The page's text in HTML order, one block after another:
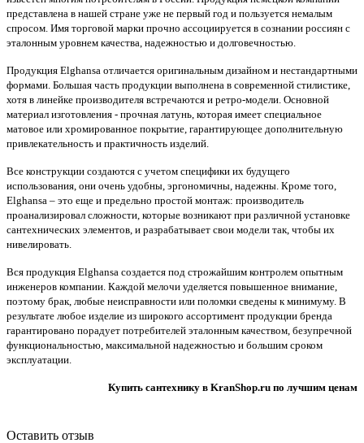
представлена в нашей стране уже не первый год и пользуется немалым
спросом. Имя торговой марки прочно ассоциируется в сознании россиян с
эталонным уровнем качества, надежностью и долговечностью.
Продукция Elghansa отличается оригинальным дизайном и нестандартными
формами. Большая часть продукции выполнена в современной стилистике,
хотя в линейке производителя встречаются и ретро-модели. Основной
материал изготовления - прочная латунь, которая имеет специальное
матовое или хромированное покрытие, гарантирующее дополнительную
привлекательность и практичность изделий.
Все конструкции создаются с учетом специфики их будущего
использования, они очень удобны, эргономичны, надежны. Кроме того,
Elghansa – это еще и предельно простой монтаж: производитель
проанализировал сложности, которые возникают при различной установке
сантехнических элементов, и разрабатывает свои модели так, чтобы их
нивелировать.
Вся продукция Elghansa создается под строжайшим контролем опытным
инженеров компании. Каждой мелочи уделяется повышенное внимание,
поэтому брак, любые неисправности или поломки сведены к минимуму. В
результате любое изделие из широкого ассортимент продукции бренда
гарантировано порадует потребителей эталонным качеством, безупречной
функциональностью, максимальной надежностью и большим сроком
эксплуатации.
Купить сантехнику в KranShop.ru по лучшим ценам
Оставить отзыв